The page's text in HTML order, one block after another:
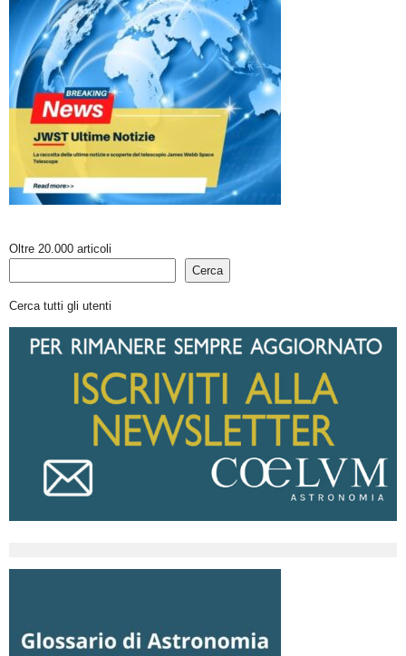
Oltre 20.000 articoli
Cerca
Cerca tutti gli utenti